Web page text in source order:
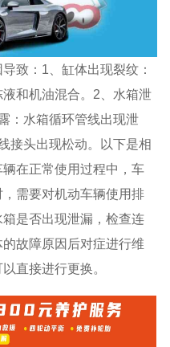
致：1、缸体出现裂纹：
和机油混合。2、水箱泄
：水箱循环管线出现泄
接头出现松动。以下是相
在正常使用过程中，车
需要对机动车辆使用排
是否出现泄漏，检查连
故障原因后对症进行维
直接进行更换。